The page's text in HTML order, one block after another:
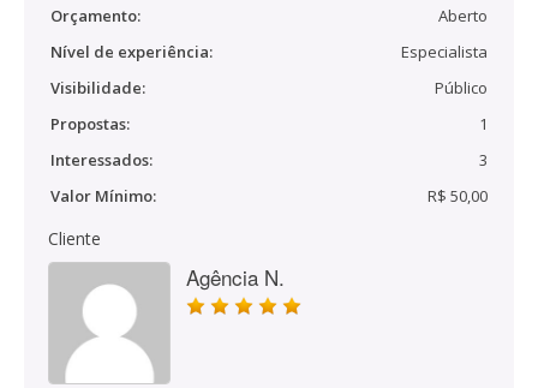
Orçamento:
Aberto
Nível de experiência:
Especialista
Visibilidade:
Público
Propostas:
1
Interessados:
3
Valor Mínimo:
R$ 50,00
Cliente
Agência N.